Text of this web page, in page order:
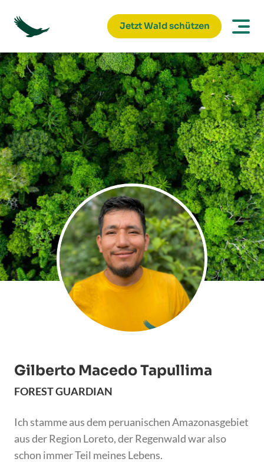
Jetzt Wald schützen
Gilberto Macedo Tapullima
FOREST GUARDIAN
Ich stamme aus dem peruanischen Amazonasgebiet
aus der Region Loreto, der Regenwald war also
schon immer Teil meines Lebens.